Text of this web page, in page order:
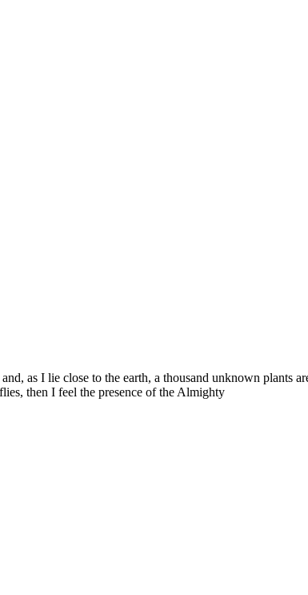
as I lie close to the earth, a thousand unknown plants
then I feel the presence of the Almighty